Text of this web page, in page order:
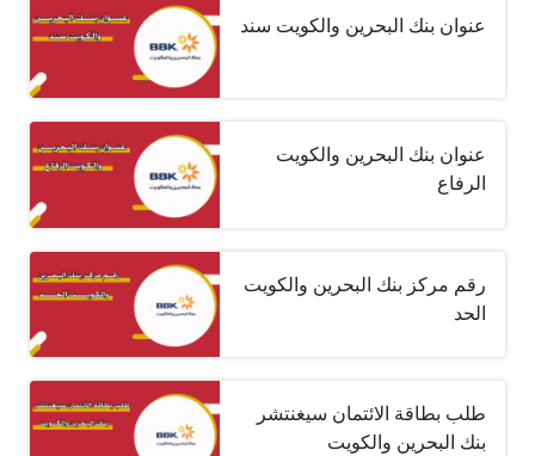
عنوان بنك البحرين والكويت سند
عنوان بنك البحرين والكويت
الرفاع
رقم مركز بنك البحرين والكويت
الحد
طلب بطاقة الائتمان سيغنتشر
بنك البحرين والكويت